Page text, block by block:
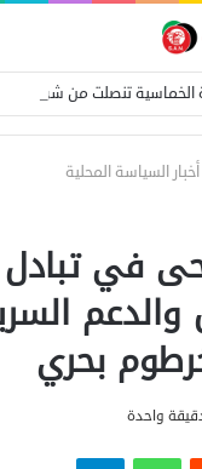
أخبار السياسة المحلية
في
بحري
واحدة
واتساب تيلقرام